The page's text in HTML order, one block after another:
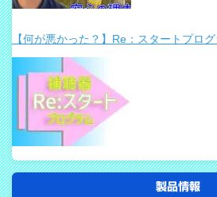
【何が悪かった？】Re：スタートプロ
製品情報